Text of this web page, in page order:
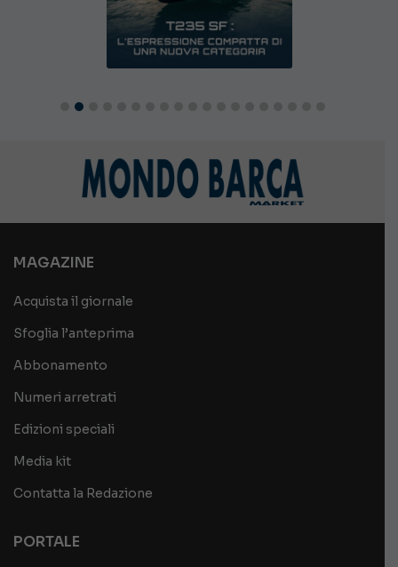
MAGAZINE
Acquista il giornale
Sfoglia l’anteprima
Abbonamento
Numeri arretrati
Edizioni speciali
Media kit
Contatta la Redazione
PORTALE